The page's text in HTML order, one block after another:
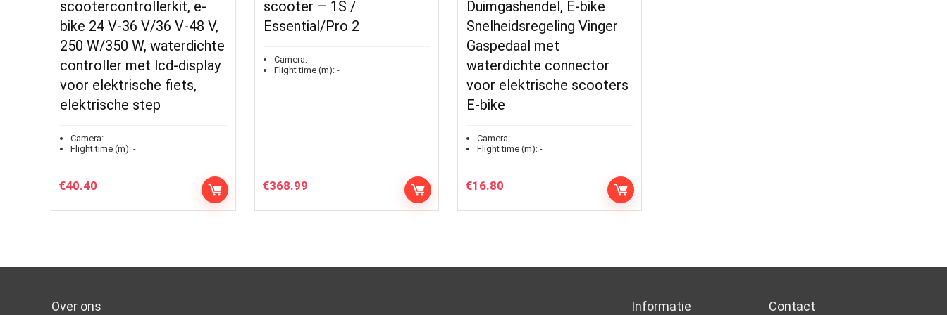
scootercontrollerkit, e-
bike 24 V-36 V/36 V-48 V,
250 W/350 W, waterdichte
controller met lcd-display
voor elektrische fiets,
elektrische step
Camera: -
Flight time (m): -
€40.40
scooter – 1S /
Essential/Pro 2
Camera:-
Flight time (m):-
€368.99
Duimgashendel, E-bike
Snelheidsregeling Vinger
Gaspedaal met
waterdichte connector
voor elektrische scooters
E-bike
Camera: -
Flight time (m): -
€16.80
Over ons Informatie Contact